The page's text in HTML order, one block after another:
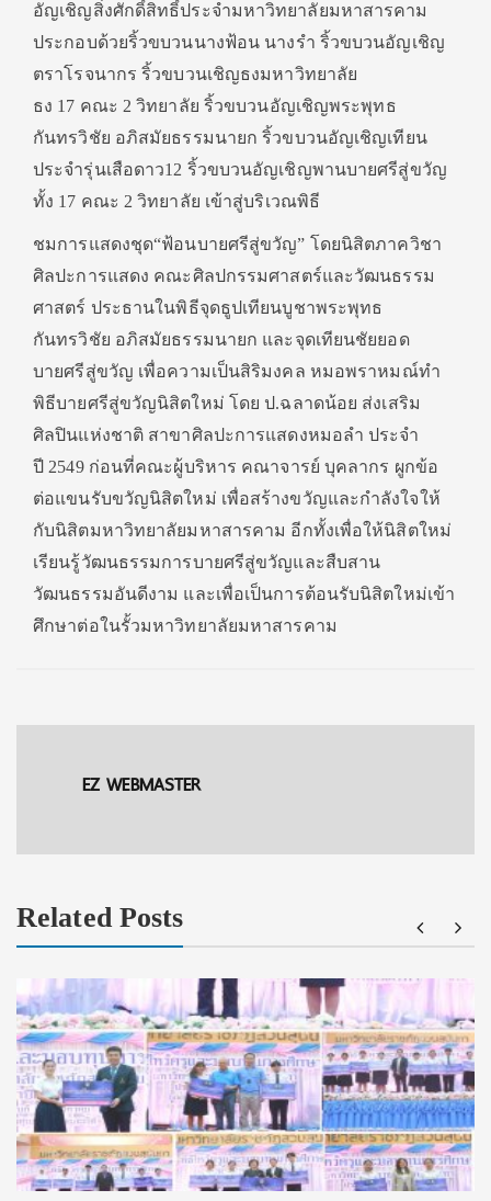
อัญเชิญสิ่งศักดิ์สิทธิ์ประจำมหาวิทยาลัยมหาสารคาม
ประกอบด้วยริ้วขบวนนางฟ้อน นางรำ ริ้วขบวนอัญเชิญ
ตราโรจนากร ริ้วขบวนเชิญธงมหาวิทยาลัย
ธง 17 คณะ 2 วิทยาลัย ริ้วขบวนอัญเชิญพระพุทธ
กันทรวิชัย อภิสมัยธรรมนายก ริ้วขบวนอัญเชิญเทียน
ประจำรุ่นเสือดาว12 ริ้วขบวนอัญเชิญพานบายศรีสู่ขวัญ
ทั้ง 17 คณะ 2 วิทยาลัย เข้าสู่บริเวณพิธี
ชมการแสดงชุด“ฟ้อนบายศรีสู่ขวัญ” โดยนิสิตภาควิชา
ศิลปะการแสดง คณะศิลปกรรมศาสตร์และวัฒนธรรม
ศาสตร์ ประธานในพิธีจุดธูปเทียนบูชาพระพุทธ
กันทรวิชัย อภิสมัยธรรมนายก และจุดเทียนชัยยอด
บายศรีสู่ขวัญ เพื่อความเป็นสิริมงคล หมอพราหมณ์ทำ
พิธีบายศรีสู่ขวัญนิสิตใหม่ โดย ป.ฉลาดน้อย ส่งเสริม
ศิลปินแห่งชาติ สาขาศิลปะการแสดงหมอลำ ประจำ
ปี 2549 ก่อนที่คณะผู้บริหาร คณาจารย์ บุคลากร ผูกข้อ
ต่อแขนรับขวัญนิสิตใหม่ เพื่อสร้างขวัญและกำลังใจให้
กับนิสิตมหาวิทยาลัยมหาสารคาม อีกทั้งเพื่อให้นิสิตใหม่
เรียนรู้วัฒนธรรมการบายศรีสู่ขวัญและสืบสาน
วัฒนธรรมอันดีงาม และเพื่อเป็นการต้อนรับนิสิตใหม่เข้า
ศึกษาต่อในรั้วมหาวิทยาลัยมหาสารคาม
EZ WEBMASTER
Related Posts